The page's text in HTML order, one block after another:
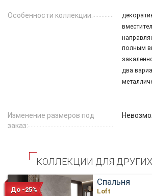
Особенности коллекции:
полным
два
Изменение размеров под
заказ:
КОЛЛЕКЦИИ ДЛЯ
До -25%
Спальня
Loft